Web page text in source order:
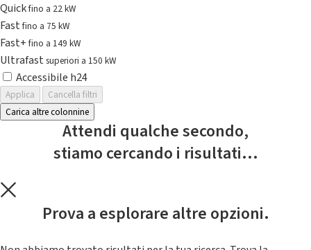
Quickfino a 22 kW
Fastfino a 75 kW
Fast+fino a 149 kW
Ultrafast superiori a 150 kW
Accessibile h24
Applica
Cancella filtri
Carica altre colonnine
Attendi qualche secondo,
stiamo cercando i risultati...
Prova a esplorare altre opzioni.